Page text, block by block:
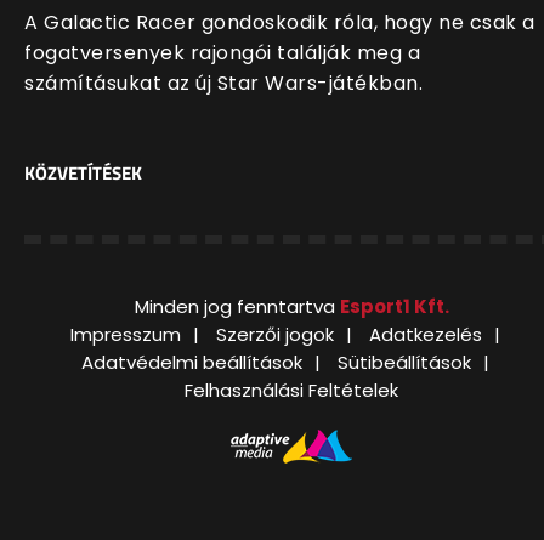
A Galactic Racer gondoskodik róla, hogy ne csak a
fogatversenyek rajongói találják meg a
számításukat az új Star Wars-játékban.
KÖZVETÍTÉSEK
Minden jog fenntartva Esport1 Kft.
Impresszum
Szerzői jogok
Adatkezelés
Adatvédelmi beállítások
Sütibeállítások
Felhasználási Feltételek